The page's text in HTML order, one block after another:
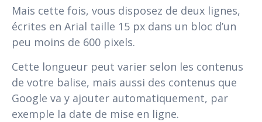
Mais cette fois, vous disposez de deux lignes,
écrites en Arial taille 15 px dans un bloc d’un
peu moins de 600 pixels.
Cette longueur peut varier selon les contenus
de votre balise, mais aussi des contenus que
Google va y ajouter automatiquement, par
exemple la date de mise en ligne.